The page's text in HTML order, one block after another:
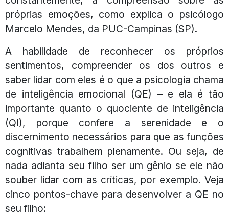
próprias emoções, como explica o psicólogo
Marcelo Mendes, da PUC-Campinas (SP).
A habilidade de reconhecer os próprios
sentimentos, compreender os dos outros e
saber lidar com eles é o que a psicologia chama
de inteligência emocional (QE) – e ela é tão
importante quanto o quociente de inteligência
(QI), porque confere a serenidade e o
discernimento necessários para que as funções
cognitivas trabalhem plenamente. Ou seja, de
nada adianta seu filho ser um gênio se ele não
souber lidar com as críticas, por exemplo. Veja
cinco pontos-chave para desenvolver a QE no
seu filho: